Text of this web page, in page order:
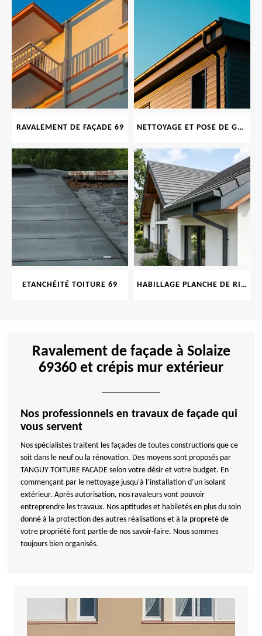
RAVALEMENT DE FAÇADE 69 NETTOYAGE ET POSE DE GOUTTIÈRE 69
ETANCHÉITÉ TOITURE 69 HABILLAGE PLANCHE DE RIVE 69
Ravalement de façade à Solaize
69360 et crépis mur extérieur
Nos professionnels en travaux de façade qui
vous servent
Nos spécialistes traitent les façades de toutes constructions que ce
soit dans le neuf ou la rénovation. Des moyens sont proposés par
TANGUY TOITURE FACADE selon votre désir et votre budget. En
commençant par le nettoyage jusqu'à l’installation d’un isolant
extérieur. Après autorisation, nos ravaleurs vont pouvoir
entreprendre les travaux. Nos aptitudes et habiletés en plus du soin
donné à la protection des autres réalisations et à la propreté de
votre propriété font partie de nos savoir-faire. Nous sommes
toujours bien organisés.